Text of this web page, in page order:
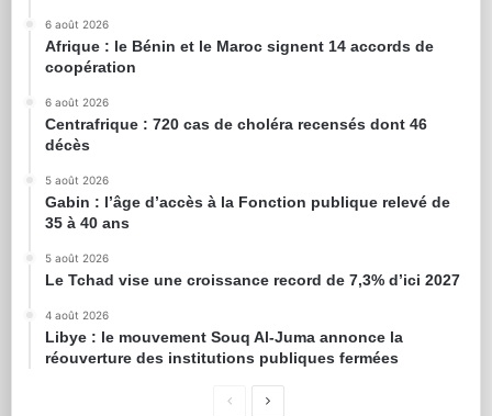
6 août 2026
Afrique : le Bénin et le Maroc signent 14 accords de
coopération
6 août 2026
Centrafrique : 720 cas de choléra recensés dont 46
décès
5 août 2026
Gabin : l’âge d’accès à la Fonction publique relevé de
35 à 40 ans
5 août 2026
Le Tchad vise une croissance record de 7,3% d’ici 2027
4 août 2026
Libye : le mouvement Souq Al-Juma annonce la
réouverture des institutions publiques fermées